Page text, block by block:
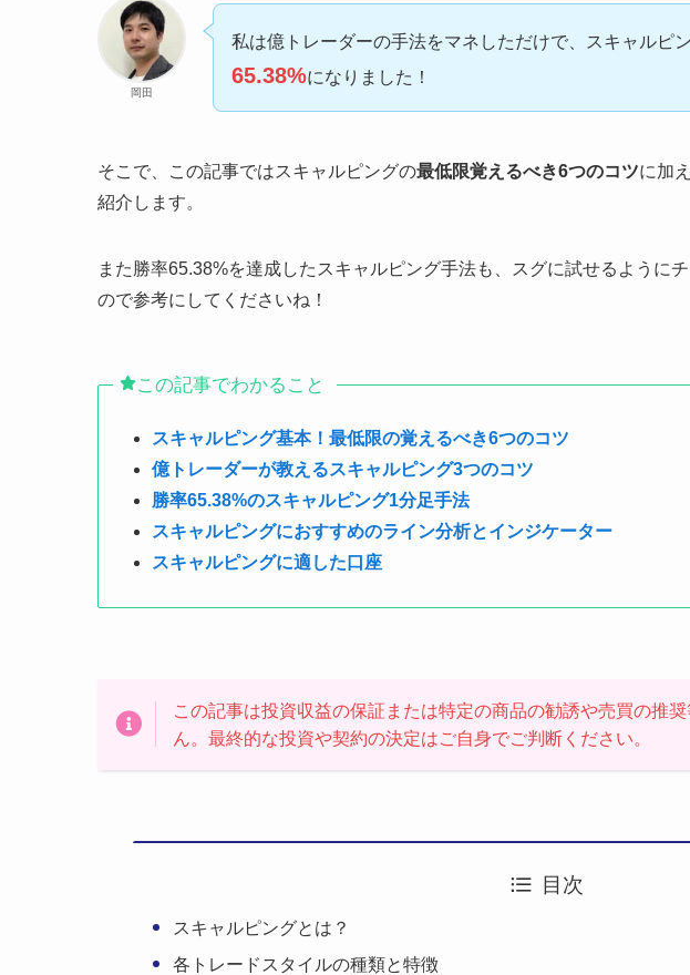
岡田
私は億トレーダーの手法をマネしただけで、スキャルピ
65.38%になりました！
そこで、この記事ではスキャルピングの最低限覚えるべき6つのコツに加え
紹介します。
また勝率65.38%を達成したスキャルピング手法も、スグに試せるように
ので参考にしてくださいね！
この記事でわかること
スキャルピング基本！最低限の覚えるべき6つのコツ
億トレーダーが教えるスキャルピング3つのコツ
勝率65.38%のスキャルピング1分足手法
スキャルピングにおすすめのライン分析とインジケーター
スキャルピングに適した口座
この記事は投資収益の保証または特定の商品の勧誘や売買の推
ん。最終的な投資や契約の決定はご自身でご判断ください。
目次
スキャルピングとは？
各トレードスタイルの種類と特徴